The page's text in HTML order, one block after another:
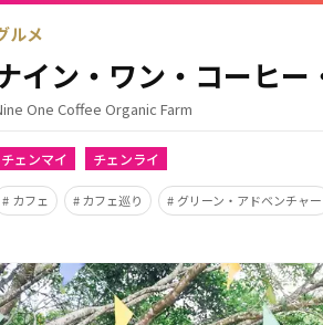
ルメ
イン・ワン・コーヒ
One Coffee Organic Farm
チェンマイ チェンライ
カフェ カフェ巡り グリーン・アドベンチャー